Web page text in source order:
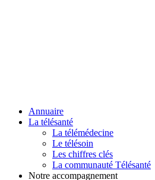
Annuaire
La télésanté
La télémédecine
Le télésoin
Les chiffres clés
La communauté Télésanté
Notre accompagnement